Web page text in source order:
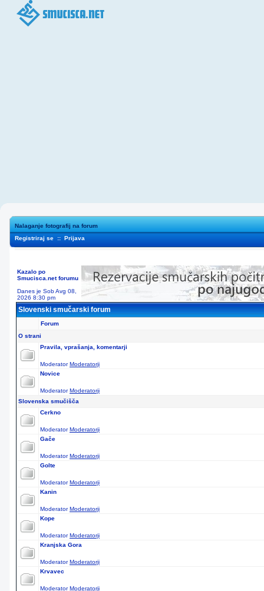
Nalaganje fotografij na forum
Registriraj se :: Prijava
Kazalo po
Smucisca.net forumu
Danes je Sob Avg 08,
2026 8:30 pm
Slovenski smučarski forum
Forum
O strani
Pravila, vprašanja, komentarji
ModeratorModeratorji
Novice
ModeratorModeratorji
Slovenska smučišča
Cerkno
ModeratorModeratorji
Gače
ModeratorModeratorji
Golte
ModeratorModeratorji
Kanin
ModeratorModeratorji
Kope
ModeratorModeratorji
Kranjska Gora
ModeratorModeratorji
Krvavec
ModeratorModeratorji